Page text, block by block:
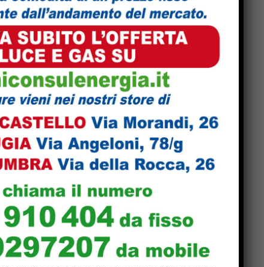
Monte Santa Maria Tiberina:
incendio tra Casaccia e
Rovereto di Marcignano, il
sindaco ringrazia i
soccorritori
San Giustino, pulizia
straordinaria di fossi e
canali: Simone Selvaggi,
privati
“Checcaglini e Chieli, il
civismo è finito: il PD di
Sansepolcro all’attacco della
Moira Lena Tassi porta Elba
e Bali al Museo Bolano, tra
colori e riti di pace